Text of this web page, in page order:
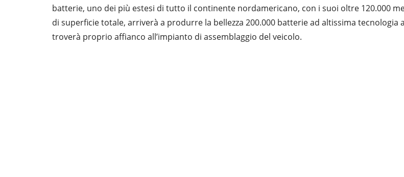
batterie, uno dei più estesi di tutto il continente nordamericano, con i suoi oltre 120.000
di superficie totale, arriverà a produrre la bellezza 200.000 batterie ad altissima tecnologia
troverà proprio affianco all’impianto di assemblaggio del veicolo.